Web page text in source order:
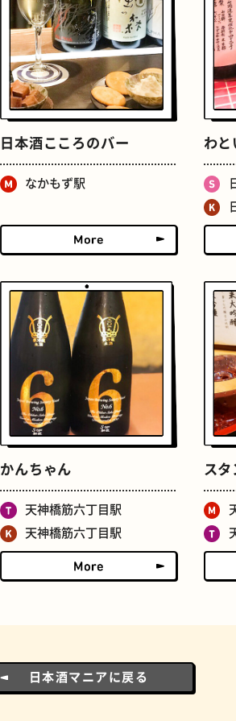
ストリートアート
町焼肉
日本酒こころのバー
なかもず駅
わと
かんちゃん
天神橋筋六丁目駅
天神橋筋六丁目駅
スタ
日本酒マニアに戻る